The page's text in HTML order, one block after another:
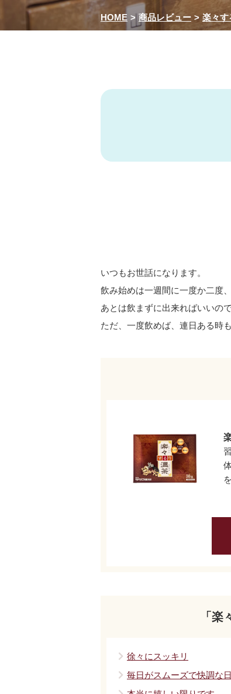
HOME 商品レビュー 楽々す
いつもお世話になります。
飲み始めは一週間に一度か二度
あとは飲まずに出来ればいいの
ただ、一度飲めば、連日ある時
「
徐々にスッキリ
毎日がスムーズで快調な